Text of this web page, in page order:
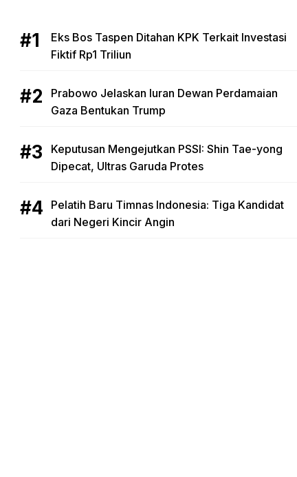
Eks Bos Taspen Ditahan KPK Terkait Investasi
Fiktif Rp1 Triliun
Prabowo Jelaskan Iuran Dewan Perdamaian
Gaza Bentukan Trump
Keputusan Mengejutkan PSSI: Shin Tae-yong
Dipecat, Ultras Garuda Protes
Pelatih Baru Timnas Indonesia: Tiga Kandidat
dari Negeri Kincir Angin